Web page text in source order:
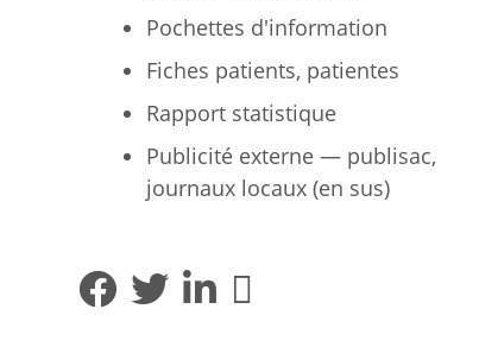
Pochettes d'information
Fiches patients, patientes
Rapport statistique
Publicité externe — publisac,
journaux locaux (en sus)